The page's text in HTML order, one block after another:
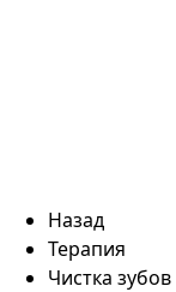
Назад
Терапия
Чистка зубов